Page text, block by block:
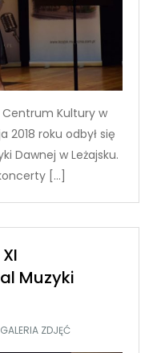
Centrum Kultury w
2018 roku odbył się
Dawnej w Leżajsku.
[…]
Muzyki
GALERIA ZDJĘĆ